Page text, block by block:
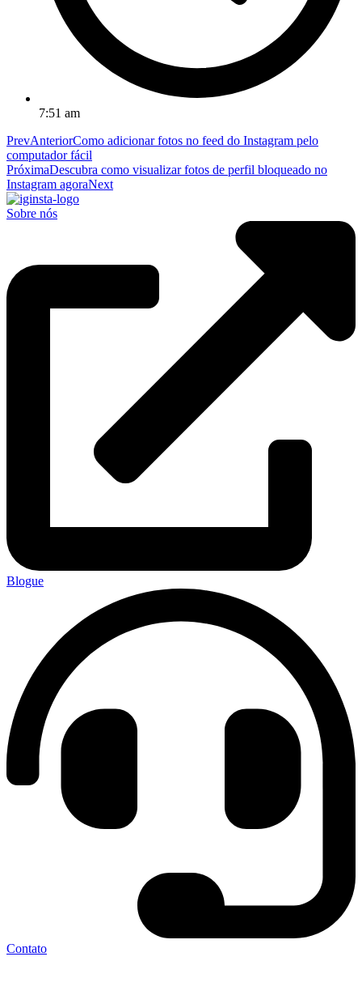
7:51 am
PrevAnteriorComo adicionar fotos no feed do Instagram pelo
computador fácil
PróximaDescubra como visualizar fotos de perfil bloqueado no
Instagram agoraNext
Sobre nós
Blogue
Contato